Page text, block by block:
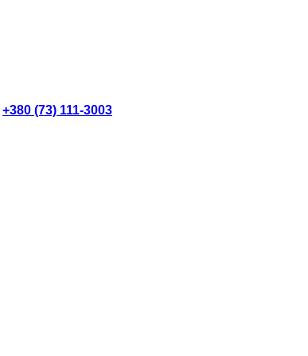
+380 (73) 111-3003